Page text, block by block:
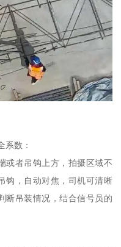
系数：
或者吊钩上方，拍摄区域不
钩，自动对焦，司机可清晰
断吊装情况，结合信号员的